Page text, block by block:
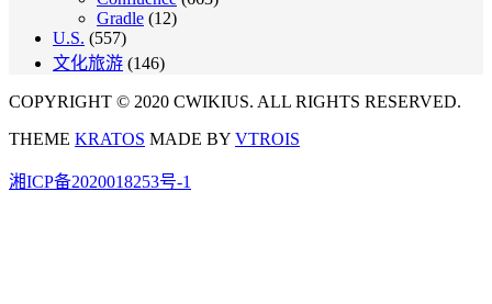
Gradle (12)
U.S. (557)
文化旅游 (146)
COPYRIGHT © 2020 CWIKIUS. ALL RIGHTS RESERVED.
THEME KRATOS MADE BY VTROIS
湘ICP备2020018253号-1